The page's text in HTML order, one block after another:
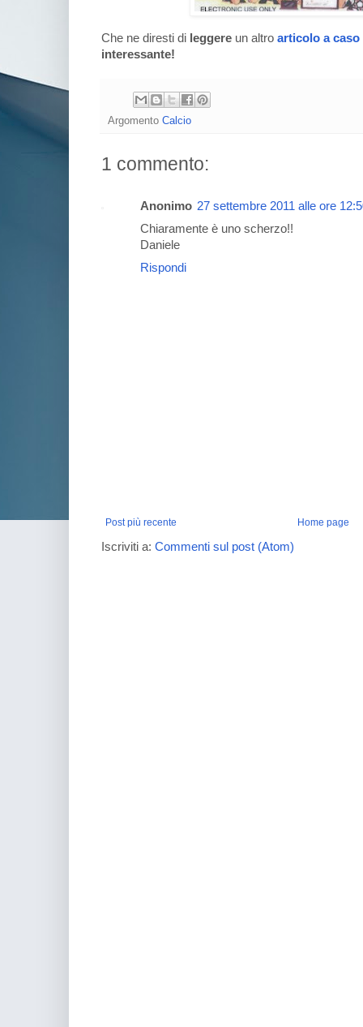
Che ne diresti di leggere un altro articolo a caso
interessante!
Argomento Calcio
1 commento:
Anonimo 27 settembre 2011 alle ore
Chiaramente è uno scherzo!!
Daniele
Rispondi
Post più recente Home page
Iscriviti a: Commenti sul post (Atom)